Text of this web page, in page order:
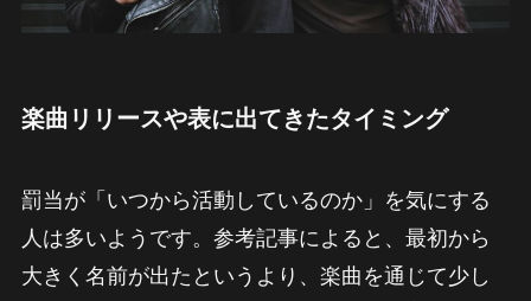
楽曲リリースや表に出てきたタイミング
罰当が「いつから活動しているのか」を気にする
人は多いようです。参考記事によると、最初から
大きく名前が出たというより、楽曲を通じて少し